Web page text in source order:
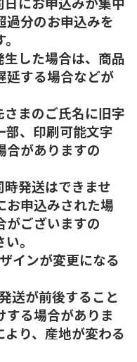
過分のお申込みを
した場合は、商品
延する場合などが
まのご氏名に旧字
部、印刷可能文字
合がありますの
発送はできませ
お申込みされた場
がございますの
。
インが変更になる
送が前後すること
する場合がありま
り、産地が変わる